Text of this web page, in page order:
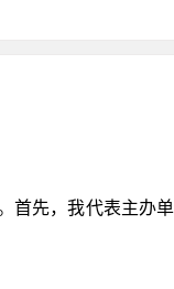
先，我代表主办